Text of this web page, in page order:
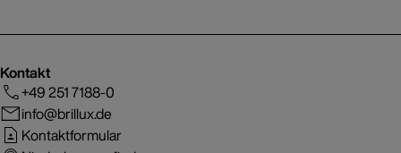
Kontakt
+49 251 7188-0
info@brillux.de
Kontaktformular